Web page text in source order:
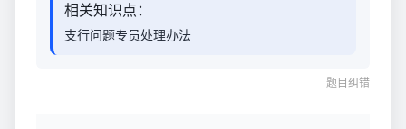
相关知识点：
支行问题专员处理办法
题目纠错